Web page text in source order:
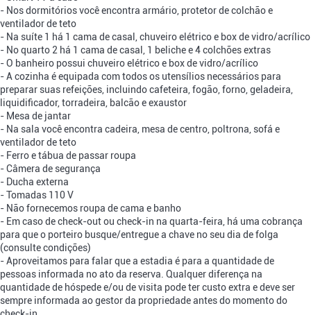
- Nos dormitórios você encontra armário, protetor de colchão e
ventilador de teto
- Na suíte 1 há 1 cama de casal, chuveiro elétrico e box de vidro/acrílico
- No quarto 2 há 1 cama de casal, 1 beliche e 4 colchões extras
- O banheiro possui chuveiro elétrico e box de vidro/acrílico
- A cozinha é equipada com todos os utensílios necessários para
preparar suas refeições, incluindo cafeteira, fogão, forno, geladeira,
liquidificador, torradeira, balcão e exaustor
- Mesa de jantar
- Na sala você encontra cadeira, mesa de centro, poltrona, sofá e
ventilador de teto
- Ferro e tábua de passar roupa
- Câmera de segurança
- Ducha externa
- Tomadas 110 V
- Não fornecemos roupa de cama e banho
- Em caso de check-out ou check-in na quarta-feira, há uma cobrança
para que o porteiro busque/entregue a chave no seu dia de folga
(consulte condições)
- Aproveitamos para falar que a estadia é para a quantidade de
pessoas informada no ato da reserva. Qualquer diferença na
quantidade de hóspede e/ou de visita pode ter custo extra e deve ser
sempre informada ao gestor da propriedade antes do momento do